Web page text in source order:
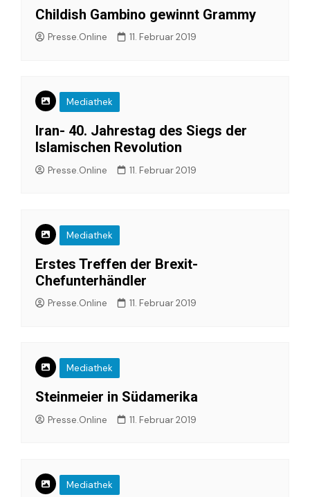
Childish Gambino gewinnt Grammy
Presse.Online 11. Februar 2019
Mediathek
Iran- 40. Jahrestag des Siegs der
Islamischen Revolution
Presse.Online 11. Februar 2019
Mediathek
Erstes Treffen der Brexit-
Chefunterhändler
Presse.Online 11. Februar 2019
Mediathek
Steinmeier in Südamerika
Presse.Online 11. Februar 2019
Mediathek